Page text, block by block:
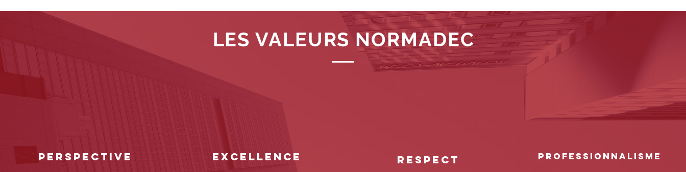
LES VALEURS NORMADEC
PERSPECTIVE EXCELLENCE RESPECT PROFESSIONNALISME